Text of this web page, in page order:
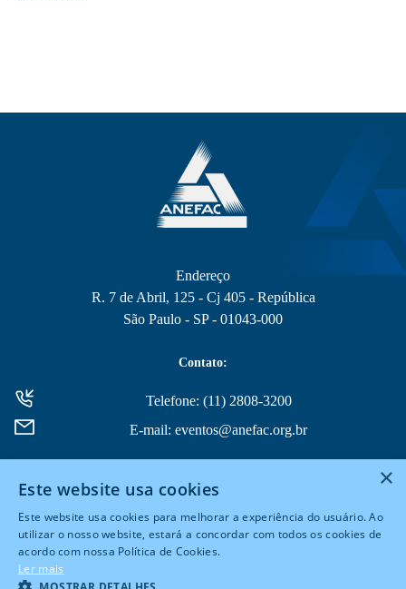
Endereço
R. 7 de Abril, 125 - Cj 405 - República
São Paulo - SP - 01043-000
Contato:
Telefone: (11) 2808-3200
E-mail: eventos@anefac.org.br
×
Este website usa cookies
Este website usa cookies para melhorar a experiência do usuário. Ao
utilizar o nosso website, estará a concordar com todos os cookies de
acordo com nossa Política de Cookies.
Ler mais